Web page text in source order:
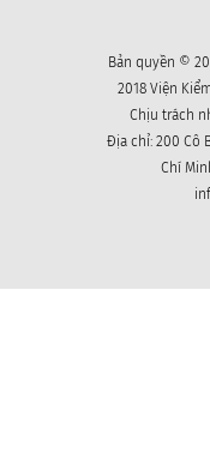
Bản quyền ©
2018 Viện
Chịu trách
Địa chỉ: 200 Cô
Chí